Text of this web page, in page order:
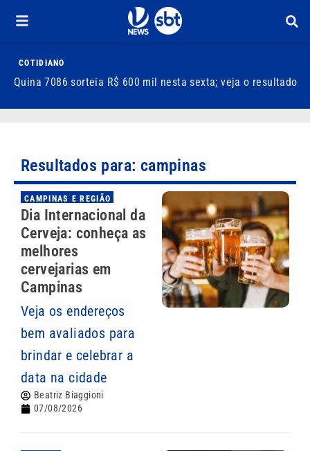
COTIDIANO
Quina 7086 sorteia R$ 600 mil nesta sexta; veja o resultado
Resultados para: campinas
CAMPINAS E REGIÃO
Dia Internacional da
Cerveja: conheça as
melhores
cervejarias em
Campinas
Veja os endereços
bem avaliados para
brindar e celebrar a
data na cidade
Beatriz Biaggioni
07/08/2026